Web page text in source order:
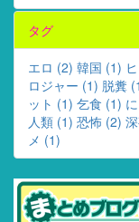
タグ
エロ (2) 韓国 (1)
ロジャー (1) 脱糞
ット (1) 乞食 (1)
人類 (1) 恐怖 (2)
メ (1)